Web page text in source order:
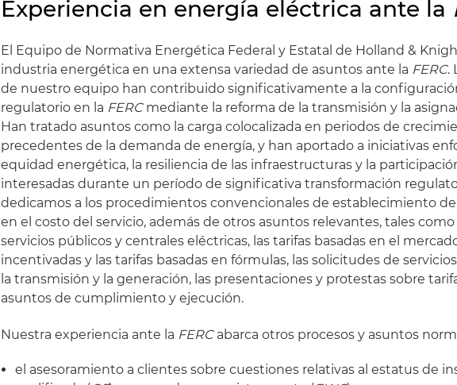
Experiencia en energía eléctrica ante la
El Equipo de Normativa Energética Federal y Estatal de Holland &
industria energética en una extensa variedad de asuntos ante la FERC.
de nuestro equipo han contribuido significativamente a la
regulatorio en la FERCmediante la reforma de la transmisión y la
Han tratado asuntos como la carga colocalizada en periodos de
precedentes de la demanda de energía, y han aportado a iniciativas
equidad energética, la resiliencia de las infraestructuras y la
interesadas durante un período de significativa transformación
dedicamos a los procedimientos convencionales de establecimiento de
en el costo del servicio, además de otros asuntos relevantes, tales como
servicios públicos y centrales eléctricas, las tarifas basadas en el
incentivadas y las tarifas basadas en fórmulas, las solicitudes de
la transmisión y la generación, las presentaciones y protestas sobre
asuntos de cumplimiento y ejecución.
Nuestra experiencia ante la FERCabarca otros procesos y asuntos
el asesoramiento a clientes sobre cuestiones relativas al estatus de